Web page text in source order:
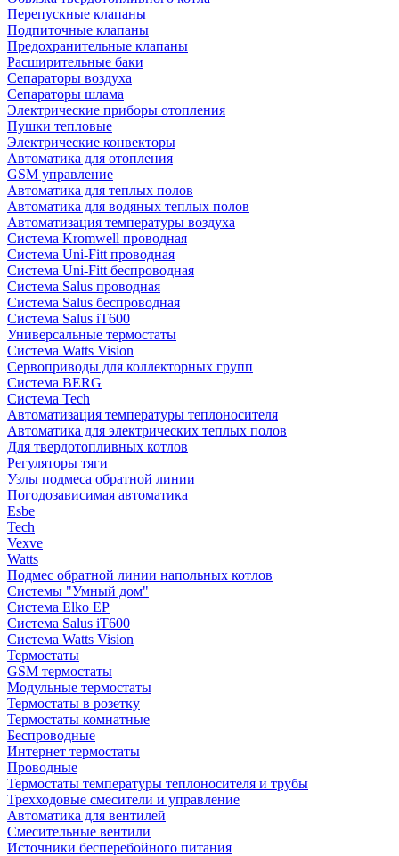
Перепускные клапаны
Подпиточные клапаны
Предохранительные клапаны
Расширительные баки
Сепараторы воздуха
Сепараторы шлама
Электрические приборы отопления
Пушки тепловые
Электрические конвекторы
Автоматика для отопления
GSM управление
Автоматика для теплых полов
Автоматика для водяных теплых полов
Автоматизация температуры воздуха
Система Kromwell проводная
Система Uni-Fitt проводная
Система Uni-Fitt беспроводная
Система Salus проводная
Система Salus беспроводная
Система Salus iT600
Универсальные термостаты
Система Watts Vision
Сервоприводы для коллекторных групп
Система BERG
Система Tech
Автоматизация температуры теплоносителя
Автоматика для электрических теплых полов
Для твердотопливных котлов
Регуляторы тяги
Узлы подмеса обратной линии
Погодозависимая автоматика
Esbe
Tech
Vexve
Watts
Подмес обратной линии напольных котлов
Системы "Умный дом"
Система Elko EP
Система Salus iT600
Система Watts Vision
Термостаты
GSM термостаты
Модульные термостаты
Термостаты в розетку
Термостаты комнатные
Беспроводные
Интернет термостаты
Проводные
Термостаты температуры теплоносителя и трубы
Трехходовые смесители и управление
Автоматика для вентилей
Смесительные вентили
Источники бесперебойного питания